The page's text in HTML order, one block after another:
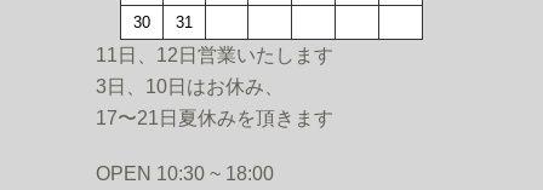
30
31
11日、12日営業いたします
3日、10日はお休み、
17〜21日夏休みを頂きます
OPEN 10:30 ~ 18:00